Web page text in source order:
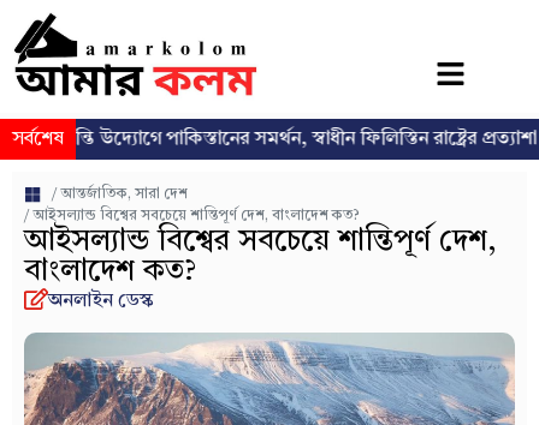
সর্বশেষ
উদ্যোগে পাকিস্তানের সমর্থন, স্বাধীন ফিলিস্তিন রাষ্ট্রের প্রত্যাশা পুনর্ব্যক্ত
/আন্তর্জাতিক, সারা দেশ
/ আইসল্যান্ড বিশ্বের সবচেয়ে শান্তিপূর্ণ দেশ, বাংলাদেশ কত?
আইসল্যান্ড বিশ্বের সবচেয়ে শান্তিপূর্ণ দেশ,
বাংলাদেশ কত?
অনলাইন ডেস্ক